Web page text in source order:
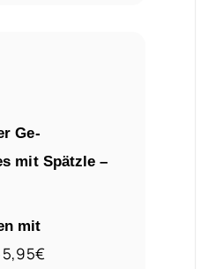
Ge-
mit Spätzle –
mit
5,95€